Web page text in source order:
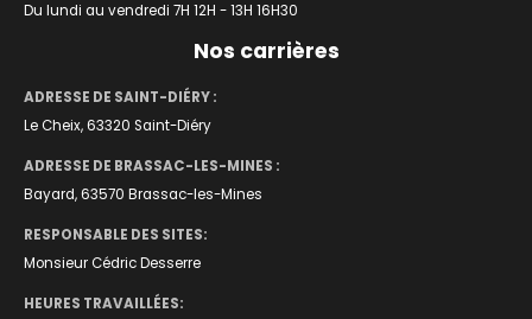
Du lundi au vendredi 7H 12H - 13H 16H30
Nos carrières
ADRESSE DE SAINT-DIÉRY :
Le Cheix, 63320 Saint-Diéry
ADRESSE DE BRASSAC-LES-MINES :
Bayard, 63570 Brassac-les-Mines
RESPONSABLE DES SITES:
Monsieur Cédric Desserre
HEURES TRAVAILLÉES: